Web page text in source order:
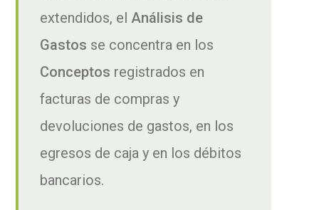
extendidos, el Análisis de
Gastos se concentra en los
Conceptos registrados en
facturas de compras y
devoluciones de gastos, en los
egresos de caja y en los débitos
bancarios.